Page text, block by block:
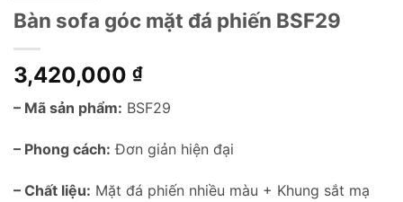
Bàn sofa góc mặt đá phiến BSF29
3,420,000 ₫
– Mã sản phẩm: BSF29
– Phong cách: Đơn giản hiện đại
– Chất liệu: Mặt đá phiến nhiều màu + Khung sắt mạ